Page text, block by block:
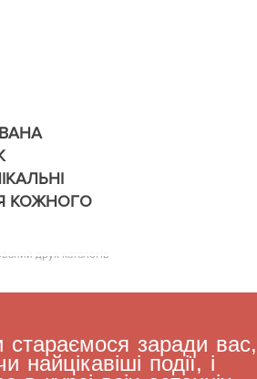
КОЖНОГО
друк каталогів
заради вас,
найцікавіші події, і